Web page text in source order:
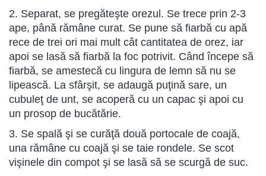
2. Separat, se pregăteşte orezul. Se trece prin 2-3
ape, până rămâne curat. Se pune să fiarbă cu apă
rece de trei ori mai mult cât cantitatea de orez, iar
apoi se lasă să fiarbă la foc potrivit. Când începe să
fiarbă, se amestecă cu lingura de lemn să nu se
lipească. La sfârşit, se adaugă puţină sare, un
cubuleţ de unt, se acoperă cu un capac şi apoi cu
un prosop de bucătărie.
3. Se spală şi se curăţă două portocale de coajă,
una rămâne cu coajă şi se taie rondele. Se scot
vişinele din compot şi se lasă să se scurgă de suc.